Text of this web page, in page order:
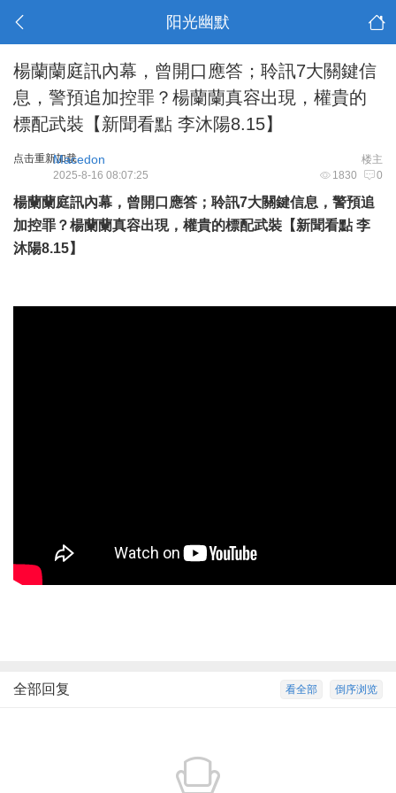
阳光幽默
楊蘭蘭庭訊內幕，曾開口應答；聆訊7大關鍵信
息，警預追加控罪？楊蘭蘭真容出現，權貴的
標配武裝【新聞看點 李沐陽8.15】
点击重新加载 楼主
Macedon
1830 0
2025-8-16 08:07:25
楊蘭蘭庭訊內幕，曾開口應答；聆訊7大關鍵信息，警預追
加控罪？楊蘭蘭真容出現，權貴的標配武裝【新聞看點 李
沐陽8.15】
倒序浏览
看全部
全部回复